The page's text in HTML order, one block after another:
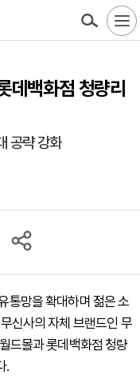
데백화점 청량리
공략 강화
통망을 확대하며 젊은 소
신사의 자체 브랜드인 무
드몰과 롯데백화점 청량
.